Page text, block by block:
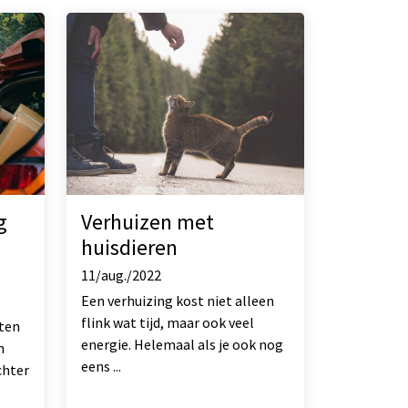
Verhuizen met
huisdieren
11/aug./2022
Een verhuizing kost niet alleen
flink wat tijd, maar ook veel
energie. Helemaal als je ook nog
eens ...